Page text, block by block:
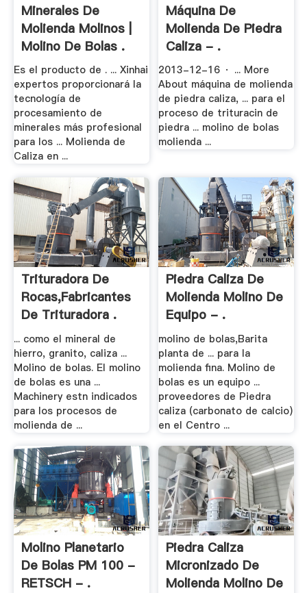
Minerales De
Molienda Molinos |
Molino De Bolas .
Es el producto de . ... Xinhai
expertos proporcionará la
tecnología de
procesamiento de
minerales más profesional
para los ... Molienda de
Caliza en ...
Máquina De
Molienda De Piedra
Caliza - .
2013-12-16 · ... More
About máquina de molienda
de piedra caliza, ... para el
proceso de trituracin de
piedra ... molino de bolas
molienda ...
Trituradora De
Rocas,Fabricantes
De Trituradora .
... como el mineral de
hierro, granito, caliza ...
Molino de bolas. El molino
de bolas es una ...
Machinery estn indicados
para los procesos de
molienda de ...
Piedra Caliza De
Molienda Molino De
Equipo - .
molino de bolas,Barita
planta de ... para la
molienda fina. Molino de
bolas es un equipo ...
proveedores de Piedra
caliza (carbonato de calcio)
en el Centro ...
Molino Planetario
De Bolas PM 100 -
RETSCH - .
Piedra Caliza
Micronizado De
Molienda Molino De